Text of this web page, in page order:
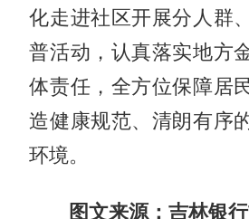
化走进社区开展分人群
普活动，认真落实地方
体责任，全方位保障居
造健康规范、清朗有序
环境。
图文来源：吉林银